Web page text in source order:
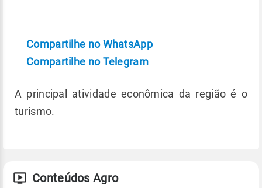
Compartilhe no WhatsApp
Compartilhe no Telegram
A principal atividade econômica da região é o
turismo.
Conteúdos Agro